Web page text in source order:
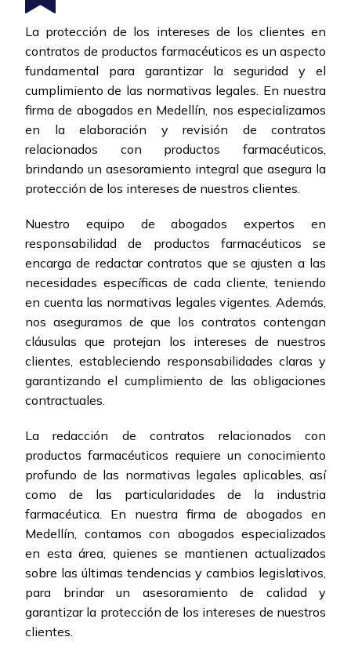
La protección de los intereses de los clientes en
contratos de productos farmacéuticos es un aspecto
fundamental para garantizar la seguridad y el
cumplimiento de las normativas legales. En nuestra
firma de abogados en Medellín, nos especializamos
en la elaboración y revisión de contratos
relacionados con productos farmacéuticos,
brindando un asesoramiento integral que asegura la
protección de los intereses de nuestros clientes.
Nuestro equipo de abogados expertos en
responsabilidad de productos farmacéuticos se
encarga de redactar contratos que se ajusten a las
necesidades específicas de cada cliente, teniendo
en cuenta las normativas legales vigentes. Además,
nos aseguramos de que los contratos contengan
cláusulas que protejan los intereses de nuestros
clientes, estableciendo responsabilidades claras y
garantizando el cumplimiento de las obligaciones
contractuales.
La redacción de contratos relacionados con
productos farmacéuticos requiere un conocimiento
profundo de las normativas legales aplicables, así
como de las particularidades de la industria
farmacéutica. En nuestra firma de abogados en
Medellín, contamos con abogados especializados
en esta área, quienes se mantienen actualizados
sobre las últimas tendencias y cambios legislativos,
para brindar un asesoramiento de calidad y
garantizar la protección de los intereses de nuestros
clientes.